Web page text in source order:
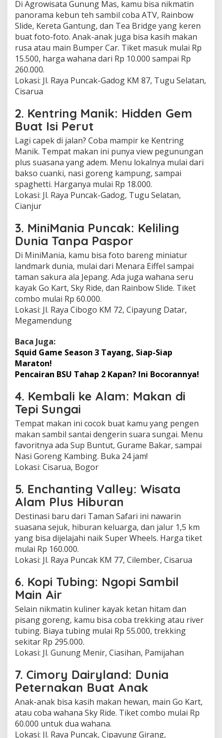
Di Agrowisata Gunung Mas, kamu bisa nikmatin
panorama kebun teh sambil coba ATV, Rainbow
Slide, Kereta Gantung, dan Tea Bridge yang keren
buat foto-foto. Anak-anak juga bisa kasih makan
rusa atau main Bumper Car. Tiket masuk mulai Rp
15.500, harga wahana dari Rp 10.000 sampai Rp
260.000.
Lokasi: Jl. Raya Puncak-Gadog KM 87, Tugu Selatan,
Cisarua
2. Kentring Manik: Hidden Gem
Buat Isi Perut
Lagi capek di jalan? Coba mampir ke Kentring
Manik. Tempat makan ini punya view pegunungan
plus suasana yang adem. Menu lokalnya mulai dari
bakso cuanki, nasi goreng kampung, sampai
spaghetti. Harganya mulai Rp 18.000.
Lokasi: Jl. Raya Puncak-Gadog, Tugu Selatan,
Cianjur
3. MiniMania Puncak: Keliling
Dunia Tanpa Paspor
Di MiniMania, kamu bisa foto bareng miniatur
landmark dunia, mulai dari Menara Eiffel sampai
taman sakura ala Jepang. Ada juga wahana seru
kayak Go Kart, Sky Ride, dan Rainbow Slide. Tiket
combo mulai Rp 60.000.
Lokasi: Jl. Raya Cibogo KM 72, Cipayung Datar,
Megamendung
Baca Juga:
Squid Game Season 3 Tayang, Siap-Siap
Maraton!
Pencairan BSU Tahap 2 Kapan? Ini Bocorannya!
4. Kembali ke Alam: Makan di
Tepi Sungai
Tempat makan ini cocok buat kamu yang pengen
makan sambil santai dengerin suara sungai. Menu
favoritnya ada Sup Buntut, Gurame Bakar, sampai
Nasi Goreng Kambing. Buka 24 jam!
Lokasi: Cisarua, Bogor
5. Enchanting Valley: Wisata
Alam Plus Hiburan
Destinasi baru dari Taman Safari ini nawarin
suasana sejuk, hiburan keluarga, dan jalur 1,5 km
yang bisa dijelajahi naik Super Wheels. Harga tiket
mulai Rp 160.000.
Lokasi: Jl. Raya Puncak KM 77, Cilember, Cisarua
6. Kopi Tubing: Ngopi Sambil
Main Air
Selain nikmatin kuliner kayak ketan hitam dan
pisang goreng, kamu bisa coba trekking atau river
tubing. Biaya tubing mulai Rp 55.000, trekking
sekitar Rp 295.000.
Lokasi: Jl. Gunung Menir, Ciasihan, Pamijahan
7. Cimory Dairyland: Dunia
Peternakan Buat Anak
Anak-anak bisa kasih makan hewan, main Go Kart,
atau coba wahana Sky Ride. Tiket combo mulai Rp
60.000 untuk dua wahana.
Lokasi: Jl. Raya Puncak, Cipayung Girang,